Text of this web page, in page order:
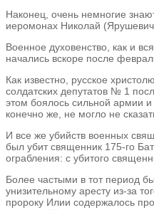
Наконец, очень немногие
иеромонах Николай
Военное духовенство, как и
начались вскоре после
Как известно, русское
солдатских депутатов № 1
этом боялось сильной армии
конечно же, не могло не
И все же убийств военных
был убит священник 175-го
ограбления: с убитого
Более частыми в тот период
унизительному аресту из-за
пророку Илии содержалось